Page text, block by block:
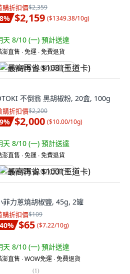
購折扣價$2,359
8% $2,159 ($1349.38/10g)
天 8/10 (一) 預計送達
澎直售 ∙ 免運 ∙ 免費退貨
最高再省 $108 (王道卡)
不倒翁 黑胡椒粉, 20盒, 100g
購折扣價$2,200
9% $2,000 ($10.00/10g)
天 8/10 (一) 預計送達
澎直售 ∙ 免運 ∙ 免費退貨
最高再省 $100 (王道卡)
菲力蔥燒胡椒鹽, 45g, 2罐
購折扣價$109
40% $65 ($7.22/10g)
天 8/10 (一) 預計送達
澎直售 ∙ WOW免運 ∙ 免費退貨
(1)